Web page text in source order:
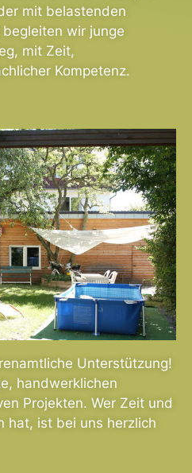
mit belastenden
wir junge
mit Zeit,
Kompetenz.
Unterstützung!
handwerklichen
Projekten. Wer Zeit und
hat, ist bei uns herzlich